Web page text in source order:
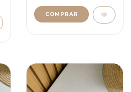
COMPRAR